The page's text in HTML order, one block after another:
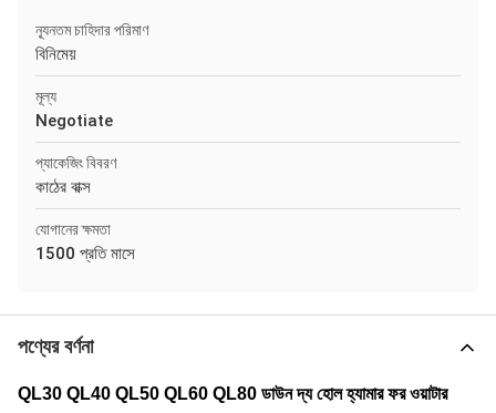
ন্যূনতম চাহিদার পরিমাণ
বিনিমেয়
মূল্য
Negotiate
প্যাকেজিং বিবরণ
কাঠের বাক্স
যোগানের ক্ষমতা
1500 প্রতি মাসে
পণ্যের বর্ণনা
QL30 QL40 QL50 QL60 QL80 ডাউন দ্য হোল হ্যামার ফর ওয়াটার